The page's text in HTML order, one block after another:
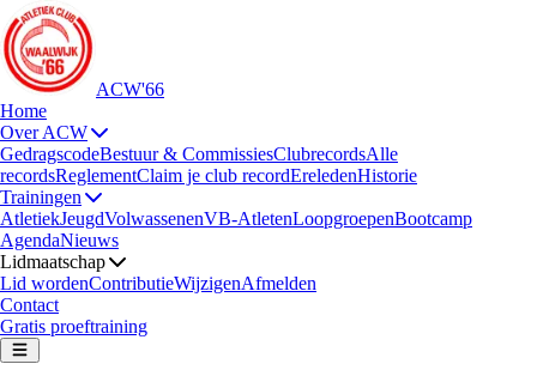
ACW'66
Home
Over ACW
GedragscodeBestuur & CommissiesClubrecordsAlle
recordsReglementClaim je club recordEreledenHistorie
Trainingen
AtletiekJeugdVolwassenenVB-AtletenLoopgroepenBootcamp
AgendaNieuws
Lidmaatschap
Lid wordenContributieWijzigenAfmelden
Contact
Gratis proeftraining